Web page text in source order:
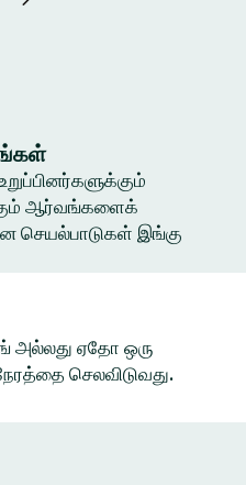
ஆர்வங்களைக்
செயல்பாடுகள் இங்கு
அல்லது ஏதோ ஒரு
செலவிடுவது.